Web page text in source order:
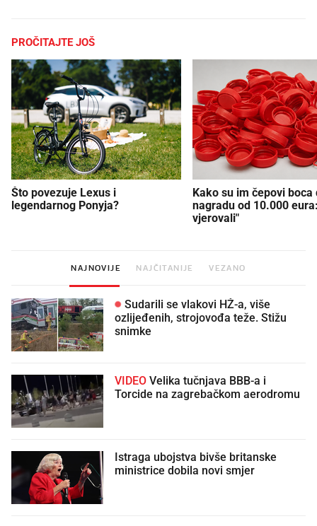
PROČITAJTE JOŠ
Što povezuje Lexus i
legendarnog Ponyja?
Kako su im čepovi boca
nagradu od 10.000
vjerovali"
NAJNOVIJE NAJČITANIJE VEZANO
Sudarili se vlakovi HŽ-a, više
ozlijeđenih, strojovođa teže. Stižu
snimke
VIDEO
Torcide na zagrebačkom aerodromu
Istraga ubojstva bivše britanske
ministrice dobila novi smjer